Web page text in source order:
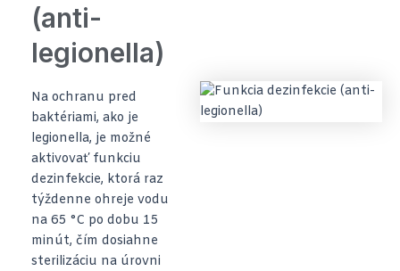
(anti-
legionella)
Na ochranu pred
baktériami, ako je
legionella, je možné
aktivovať funkciu
dezinfekcie, ktorá raz
týždenne ohreje vodu
na 65 °C po dobu 15
minút, čím dosiahne
sterilizáciu na úrovni